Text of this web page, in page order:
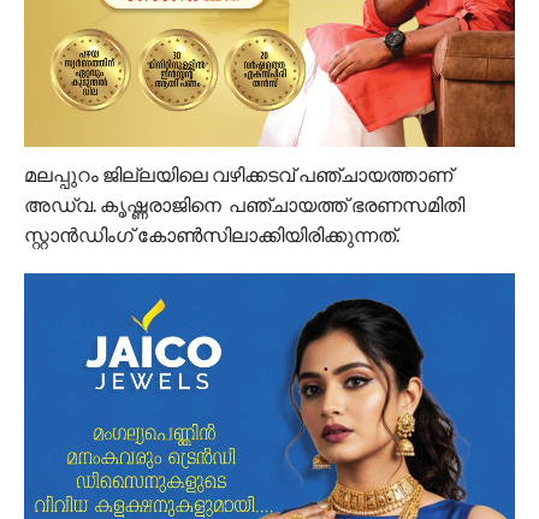
മലപ്പുറം ജില്ലയിലെ വഴിക്കടവ് പഞ്ചായത്താണ്
അഡ്വ. കൃഷ്ണരാജിനെ പഞ്ചായത്ത് ഭരണസമിതി
സ്റ്റാൻ‍ഡിം​ഗ് കോൺസിലാക്കിയിരിക്കുന്നത്.